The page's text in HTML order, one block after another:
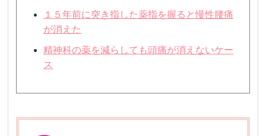
１５年前に突き指した薬指を握ると慢性腰痛
が消えた
精神科の薬を減らしても頭痛が消えないケー
ス